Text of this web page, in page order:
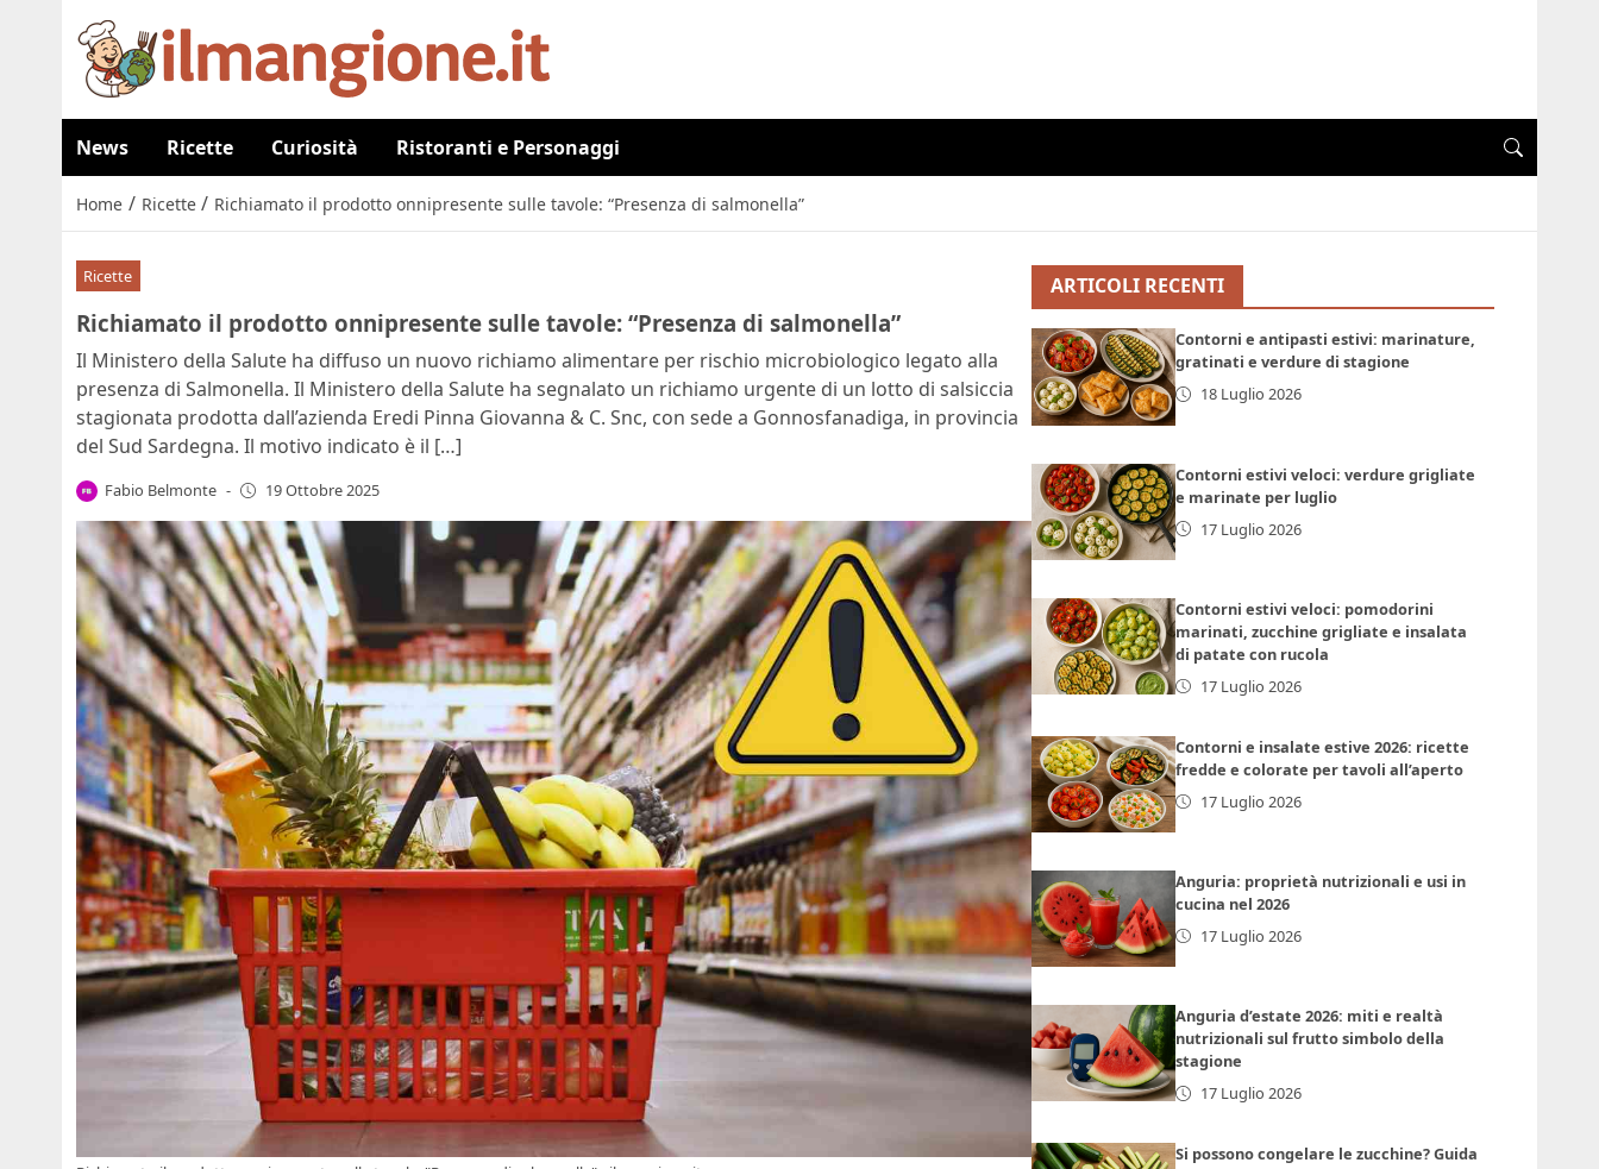
News Ricette Curiosità Ristoranti e Personaggi
Home / Ricette / Richiamato il prodotto onnipresente sulle tavole: “Presenza di salmonella”
Ricette
Richiamato il prodotto onnipresente sulle tavole: “Presenza di salmonella”
Il Ministero della Salute ha diffuso un nuovo richiamo alimentare per rischio microbiologico legato alla
presenza di Salmonella. Il Ministero della Salute ha segnalato un richiamo urgente di un lotto di salsiccia
stagionata prodotta dall’azienda Eredi Pinna Giovanna & C. Snc, con sede a Gonnosfanadiga, in provincia
del Sud Sardegna. Il motivo indicato è il […]
Fabio Belmonte - 19 Ottobre 2025
ARTICOLI RECENTI
Contorni e antipasti estivi: marinature,
gratinati e verdure di stagione
18 Luglio 2026
Contorni estivi veloci: verdure grigliate
e marinate per luglio
17 Luglio 2026
Contorni estivi veloci: pomodorini
marinati, zucchine grigliate e insalata
di patate con rucola
17 Luglio 2026
Contorni e insalate estive 2026: ricette
fredde e colorate per tavoli all’aperto
17 Luglio 2026
Anguria: proprietà nutrizionali e usi in
cucina nel 2026
17 Luglio 2026
Anguria d’estate 2026: miti e realtà
nutrizionali sul frutto simbolo della
stagione
17 Luglio 2026
Si possono congelare le zucchine? Guida